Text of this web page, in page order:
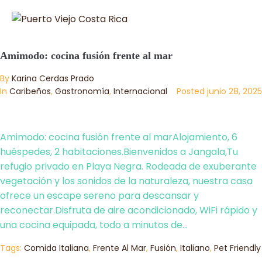
Amimodo: cocina fusión frente al mar
By Karina Cerdas Prado
In Caribeños, Gastronomía, Internacional Posted junio 28, 2025
Amimodo: cocina fusión frente al marAlojamiento, 6
huéspedes, 2 habitaciones.Bienvenidos a Jangala,Tu
refugio privado en Playa Negra. Rodeada de exuberante
vegetación y los sonidos de la naturaleza, nuestra casa
ofrece un escape sereno para descansar y
reconectar.Disfruta de aire acondicionado, WiFi rápido y
una cocina equipada, todo a minutos de...
Tags: Comida Italiana, Frente Al Mar, Fusión, Italiano, Pet Friendly